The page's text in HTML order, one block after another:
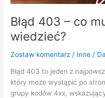
Błąd 403 – co
wiedzieć?
Zostaw komentarz / Inne /
Błąd 403 to jeden z
który może wystąpić po
grupy kodów 4xx,